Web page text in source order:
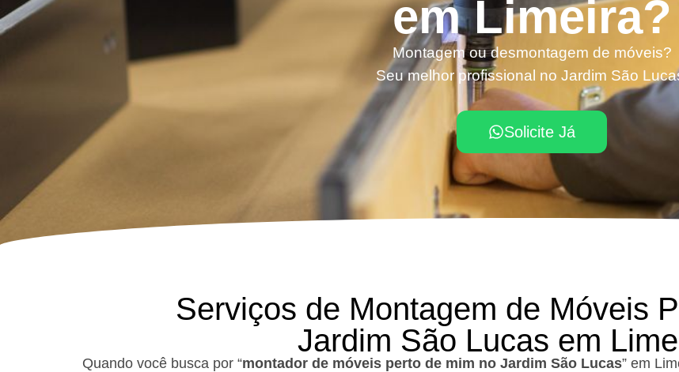
em Limeira?
Montagem ou desmontagem de móveis?
Seu melhor profissional no Jardim São
Solicite Já
Serviços de Montagem de Móveis
Jardim São Lucas em
Quando você busca por “montador de móveis perto de mim no Jardim São Lucas” em